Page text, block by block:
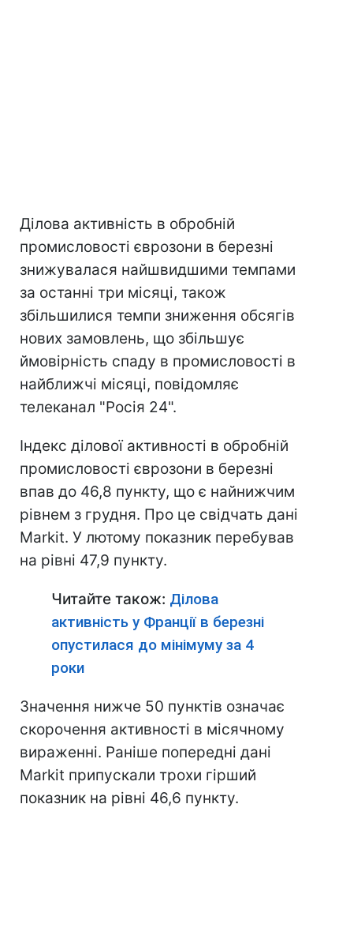
Ділова активність в обробній
промисловості єврозони в березні
знижувалася найшвидшими темпами
за останні три місяці, також
збільшилися темпи зниження обсягів
нових замовлень, що збільшує
ймовірність спаду в промисловості в
найближчі місяці, повідомляє
телеканал "Росія 24".
Індекс ділової активності в обробній
промисловості єврозони в березні
впав до 46,8 пункту, що є найнижчим
рівнем з грудня. Про це свідчать дані
Markit. У лютому показник перебував
на рівні 47,9 пункту.
Читайте також: Ділова
активність у Франції в березні
опустилася до мінімуму за 4
роки
Значення нижче 50 пунктів означає
скорочення активності в місячному
вираженні. Раніше попередні дані
Markit припускали трохи гірший
показник на рівні 46,6 пункту.